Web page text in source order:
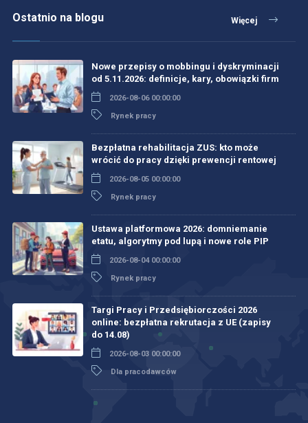
Ostatnio na blogu Więcej
Nowe przepisy o mobbingu i dyskryminacji
od 5.11.2026: definicje, kary, obowiązki firm
2026-08-06 00:00:00
Rynek pracy
Bezpłatna rehabilitacja ZUS: kto może
wrócić do pracy dzięki prewencji rentowej
2026-08-05 00:00:00
Rynek pracy
Ustawa platformowa 2026: domniemanie
etatu, algorytmy pod lupą i nowe role PIP
2026-08-04 00:00:00
Rynek pracy
Targi Pracy i Przedsiębiorczości 2026
online: bezpłatna rekrutacja z UE (zapisy
do 14.08)
2026-08-03 00:00:00
Dla pracodawców